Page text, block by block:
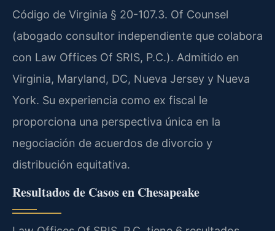
Código de Virginia § 20-107.3. Of Counsel
(abogado consultor independiente que colabora
con Law Offices Of SRIS, P.C.). Admitido en
Virginia, Maryland, DC, Nueva Jersey y Nueva
York. Su experiencia como ex fiscal le
proporciona una perspectiva única en la
negociación de acuerdos de divorcio y
distribución equitativa.
Resultados de Casos en Chesapeake